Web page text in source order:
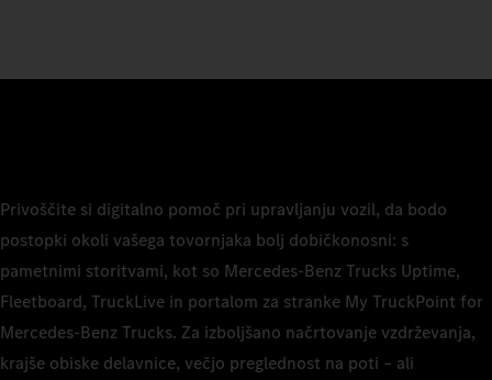
Privoščite si digitalno pomoč pri upravljanju vozil, da bodo
postopki okoli vašega tovornjaka bolj dobičkonosni: s
pametnimi storitvami, kot so Mercedes‑Benz Trucks Uptime,
Fleetboard, TruckLive in portalom za stranke My TruckPoint for
Mercedes‑Benz Trucks. Za izboljšano načrtovanje vzdrževanja,
krajše obiske delavnice, večjo preglednost na poti – ali